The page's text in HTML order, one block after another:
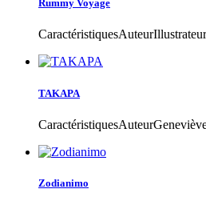
Rummy Voyage
TAKAPA
Zodianimo